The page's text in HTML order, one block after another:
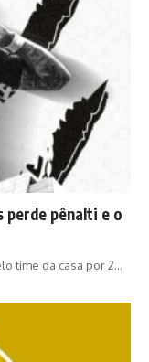
perde pênalti e o
time da casa por 2…